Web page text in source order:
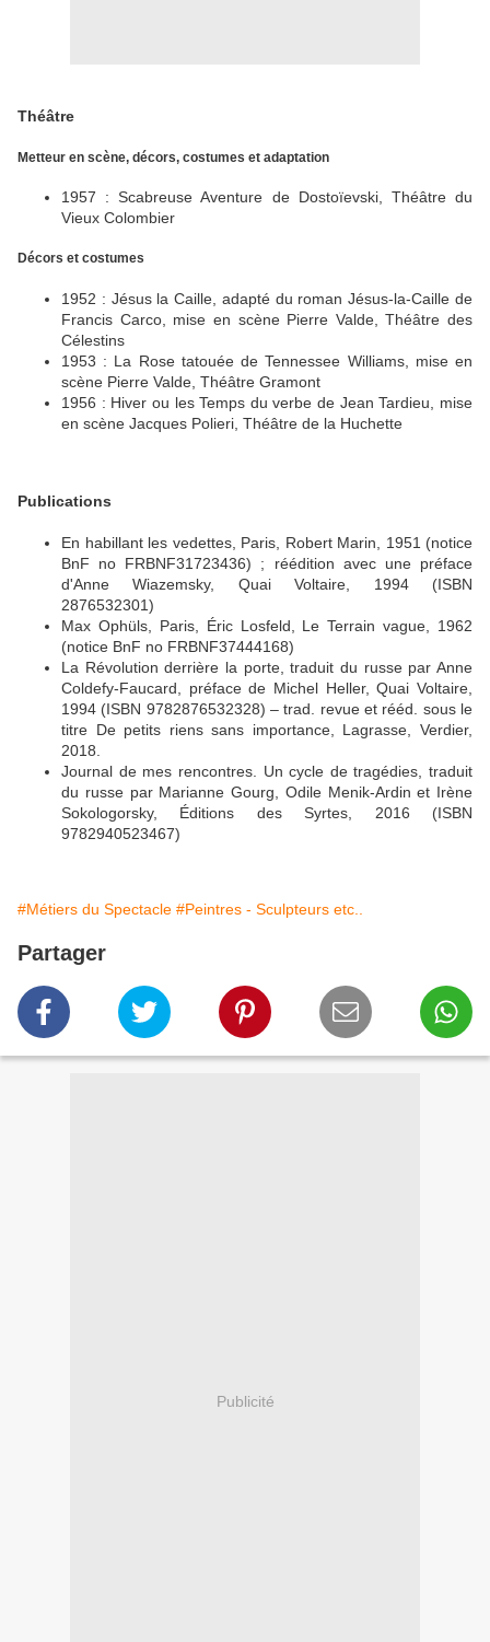
Théâtre
Metteur en scène, décors, costumes et adaptation
1957 : Scabreuse Aventure de Dostoïevski, Théâtre du
Vieux Colombier
Décors et costumes
1952 : Jésus la Caille, adapté du roman Jésus-la-Caille de
Francis Carco, mise en scène Pierre Valde, Théâtre des
Célestins
1953 : La Rose tatouée de Tennessee Williams, mise en
scène Pierre Valde, Théâtre Gramont
1956 : Hiver ou les Temps du verbe de Jean Tardieu, mise
en scène Jacques Polieri, Théâtre de la Huchette
Publications
En habillant les vedettes, Paris, Robert Marin, 1951 (notice
BnF no FRBNF31723436) ; réédition avec une préface
d'Anne Wiazemsky, Quai Voltaire, 1994 (ISBN
2876532301)
Max Ophüls, Paris, Éric Losfeld, Le Terrain vague, 1962
(notice BnF no FRBNF37444168)
La Révolution derrière la porte, traduit du russe par Anne
Coldefy-Faucard, préface de Michel Heller, Quai Voltaire,
1994 (ISBN 9782876532328) – trad. revue et rééd. sous le
titre De petits riens sans importance, Lagrasse, Verdier,
2018.
Journal de mes rencontres. Un cycle de tragédies, traduit
du russe par Marianne Gourg, Odile Menik-Ardin et Irène
Sokologorsky, Éditions des Syrtes, 2016 (ISBN
9782940523467)
#Métiers du Spectacle #Peintres - Sculpteurs etc..
Partager
Publicité